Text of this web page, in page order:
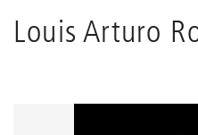
der
Louis Arturo